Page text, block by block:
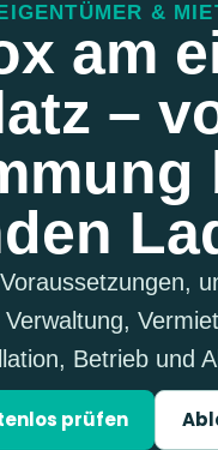
&
am
–
Betrieb und
prüfen